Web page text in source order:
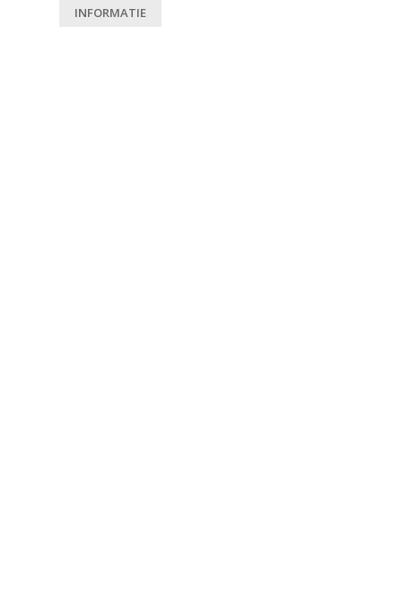
INFORMATIE